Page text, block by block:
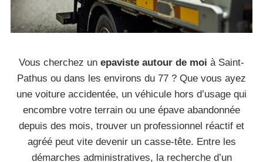
Vous cherchez un epaviste autour de moi à Saint-
Pathus ou dans les environs du 77 ? Que vous ayez
une voiture accidentée, un véhicule hors d’usage qui
encombre votre terrain ou une épave abandonnée
depuis des mois, trouver un professionnel réactif et
agréé peut vite devenir un casse-tête. Entre les
démarches administratives, la recherche d’un